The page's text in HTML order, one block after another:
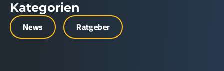
Kategorien
News Ratgeber